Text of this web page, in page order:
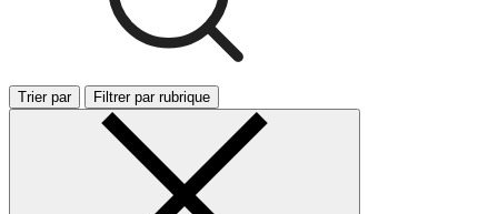
Trier par Filtrer par rubrique